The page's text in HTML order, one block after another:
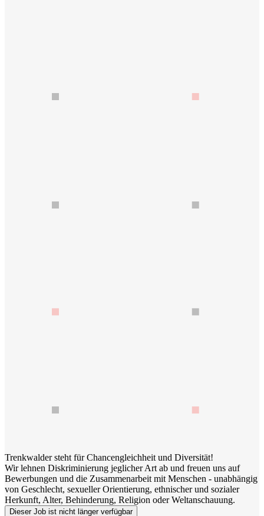
Trenkwalder steht für Chancengleichheit und Diversität!
Wir lehnen Diskriminierung jeglicher Art ab und freuen uns auf
Bewerbungen und die Zusammenarbeit mit Menschen - unabhängig
von Geschlecht, sexueller Orientierung, ethnischer und sozialer
Herkunft, Alter, Behinderung, Religion oder Weltanschauung.
Dieser Job ist nicht länger verfügbar